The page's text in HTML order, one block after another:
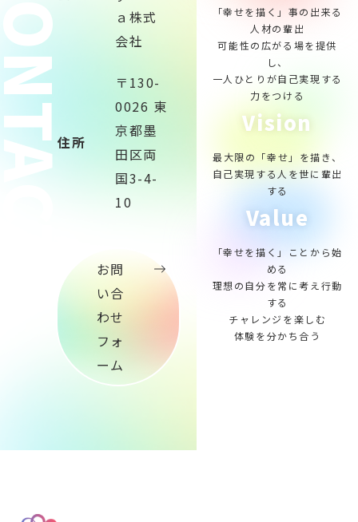
ａ株式
会社
住所
〒130-
0026 東
京都墨
田区両
国3-4-
10
お問
い合
わせ
フォ
ーム
「幸せを描く」事の出来る
人材の輩出
可能性の広がる場を提供
し、
一人ひとりが自己実現する
力をつける
Vision
最大限の「幸せ」を描き、
自己実現する人を世に輩出
する
Value
「幸せを描く」ことから始
める
理想の自分を常に考え行動
する
チャレンジを楽しむ
体験を分かち合う